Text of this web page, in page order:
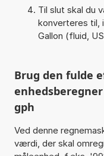
Til slut skal du
konverteres
Gallon (fluid,
Brug den fulde
gph
Ved denne
værdi, der skal